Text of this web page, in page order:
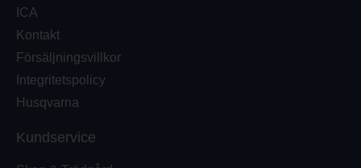
ICA
Kontakt
Försäljningsvillkor
Integritetspolicy
Husqvarna
Kundservice